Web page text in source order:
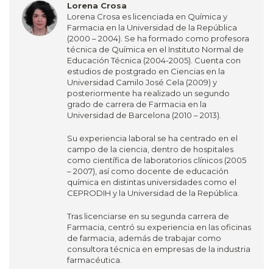
Lorena Crosa
Lorena Crosa es licenciada en Química y
Farmacia en la Universidad de la República
(2000 – 2004). Se ha formado como profesora
técnica de Química en el Instituto Normal de
Educación Técnica (2004-2005). Cuenta con
estudios de postgrado en Ciencias en la
Universidad Camilo José Cela (2009) y
posteriormente ha realizado un segundo
grado de carrera de Farmacia en la
Universidad de Barcelona (2010 – 2013).
Su experiencia laboral se ha centrado en el
campo de la ciencia, dentro de hospitales
como científica de laboratorios clínicos (2005
– 2007), así como docente de educación
química en distintas universidades como el
CEPRODIH y la Universidad de la República.
Tras licenciarse en su segunda carrera de
Farmacia, centró su experiencia en las oficinas
de farmacia, además de trabajar como
consultora técnica en empresas de la industria
farmacéutica.